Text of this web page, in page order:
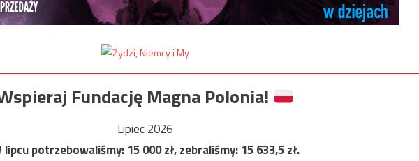
Fundację Magna Polonia!
Lipiec 2026
lipcu potrzebowaliśmy:15 000zł, zebraliśmy:15 633,5zł.